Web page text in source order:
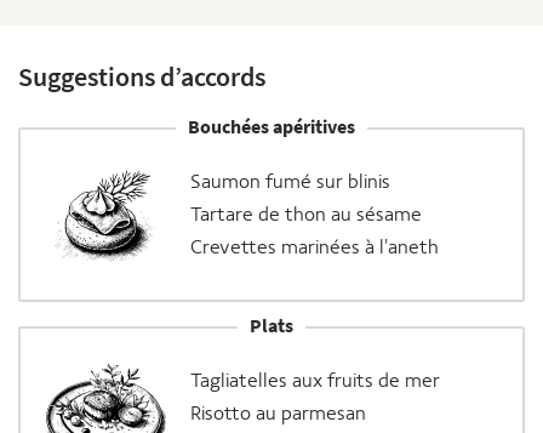
Suggestions d’accords
Bouchées apéritives
Saumon fumé sur blinis
Tartare de thon au sésame
Crevettes marinées à l'aneth
Plats
Tagliatelles aux fruits de mer
Risotto au parmesan